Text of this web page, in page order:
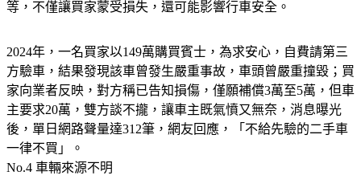
等，不僅讓買家蒙受損失，還可能影響行車安全。
2024年，一名買家以149萬購買賓士，為求安心，自費請第三
方驗車，結果發現該車曾發生嚴重事故，車頭曾嚴重撞毀；買
家向業者反映，對方稱已告知損傷，僅願補償3萬至5萬，但車
主要求20萬，雙方談不攏，讓車主既氣憤又無奈，消息曝光
後，單日網路聲量達312筆，網友回應，「不給先驗的二手車
一律不買」。
No.4 車輛來源不明